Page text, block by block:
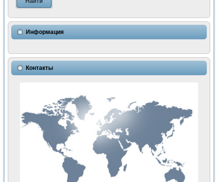
Использование NI LabVIEW для математического
Исследовние возможности создания измерителя ВАХ
Математическое моделирование генератора сигналов -
Применение осциллографического модуля с высоким
Симуляция отклика импульсного радиолокационного
Автоматизация формирования уравнений состояния для
Разработка автоматизированного стенда для измерения
Применение среды LabVIEW для построения картины
Портативная система для определения показателей
Использование LabVIEW для управления источником
Устройство для снятия вольт-амперных характеристик
Передовые научные технологии: нано-, фемто-,
Автоматизированная установка по измерению временных
Автоматизированный лабораторный комплекс на базе
Визуализация моделирования и оптимизации тепловой
Виртуальный прибор для исследования функциональных
Информация
Контакты